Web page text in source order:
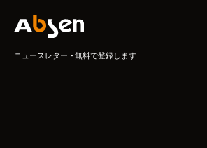
ニュースレター - 無料で登録します